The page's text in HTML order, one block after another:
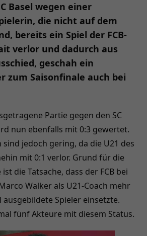
Basel wegen einer
die nicht auf dem
bereits ein Spiel der FCB-
verlor und dadurch aus
geschah ein
zum Saisonfinale auch bei
Partie gegen den SC
nun ebenfalls mit 0:3 gewertet.
jedoch gering, da die U21 des
mit 0:1 verlor. Grund für die
die Tatsache, dass der FCB bei
Walker als U21-Coach mehr
Spieler einsetzte.
fünf Akteure mit diesem Status.